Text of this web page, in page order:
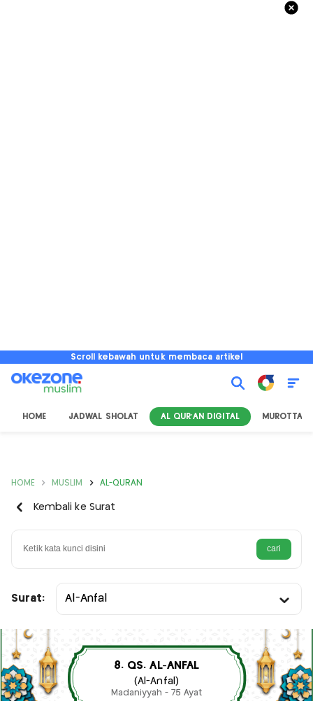
Scroll kebawah untuk membaca artikel
HOME JADWAL SHOLAT AL QUR'AN DIGITAL MUROTTAL
HOME MUSLIM AL-QURAN
Kembali ke Surat
Surat: Al-Anfal
8. QS. AL-ANFAL
(Al-Anfal)
Madaniyyah - 75 Ayat